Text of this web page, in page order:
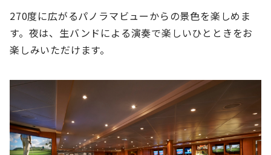
270度に広がるパノラマビューからの景色を楽しめま
す。夜は、生バンドによる演奏で楽しいひとときをお
楽しみいただけます。